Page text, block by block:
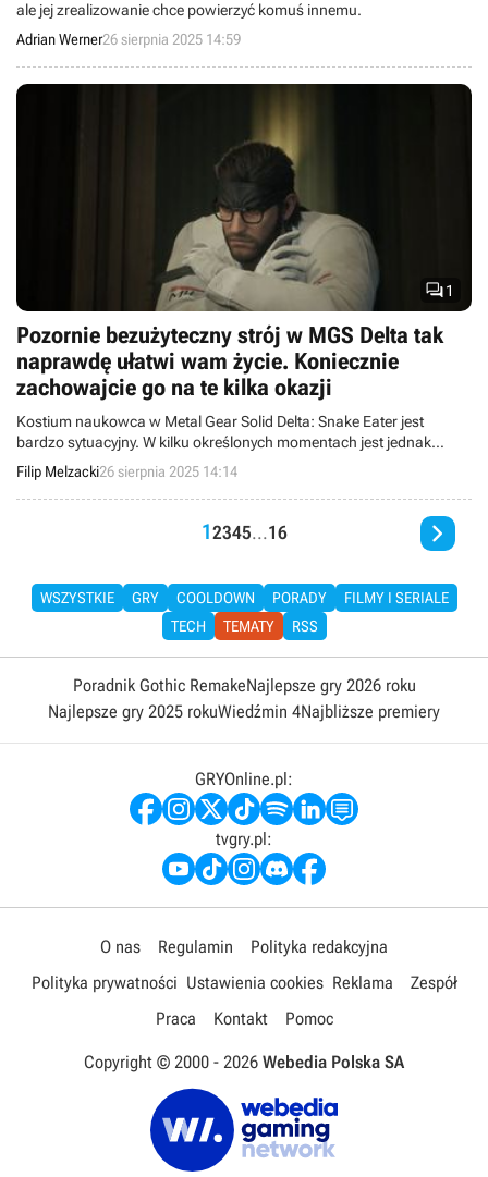
ale jej zrealizowanie chce powierzyć komuś innemu.
Adrian Werner26 sierpnia 2025 14:59
1
Pozornie bezużyteczny strój w MGS Delta tak
naprawdę ułatwi wam życie. Koniecznie
zachowajcie go na te kilka okazji
Kostium naukowca w Metal Gear Solid Delta: Snake Eater jest
bardzo sytuacyjny. W kilku określonych momentach jest jednak
nieoceniony.
Filip Melzacki26 sierpnia 2025 14:14
12345...16 
WSZYSTKIE GRY COOLDOWN PORADY
FILMY I SERIALE
TECH
TEMATY RSS
Poradnik Gothic RemakeNajlepsze gry 2026 roku
Najlepsze gry 2025 rokuWiedźmin 4Najbliższe premiery
GRYOnline.pl:
tvgry.pl:
O nas Regulamin
Polityka redakcyjna
Polityka prywatności Ustawienia cookies Reklama
Zespół
Praca
Kontakt Pomoc
Copyright © 2000 - 2026 Webedia Polska SA